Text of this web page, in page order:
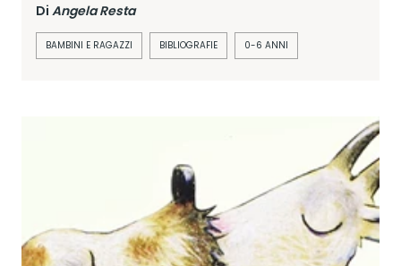
Di Angela Resta
BAMBINI E RAGAZZI BIBLIOGRAFIE 0-6 ANNI